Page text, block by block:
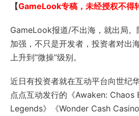
【GameLook专稿，未经授权不得
GameLook报道/不出海，就出局。
加强，不只是开发者，投资者对出
上升到“微操”级别。
近日有投资者就在互动平台向世纪
点点互动发行的《Awaken: Chaos
Legends》《Wonder Cash